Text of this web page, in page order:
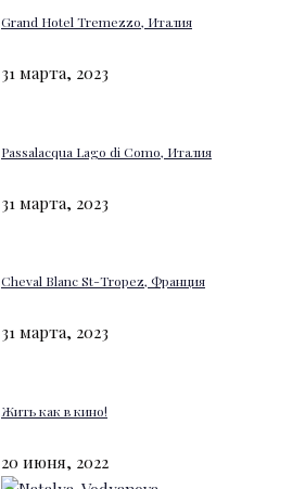
Grand Hotel Tremezzo, Италия
31 марта, 2023
Passalacqua Lago di Como, Италия
31 марта, 2023
Cheval Blanc St-Tropez, Франция
31 марта, 2023
Жить как в кино!
20 июня, 2022